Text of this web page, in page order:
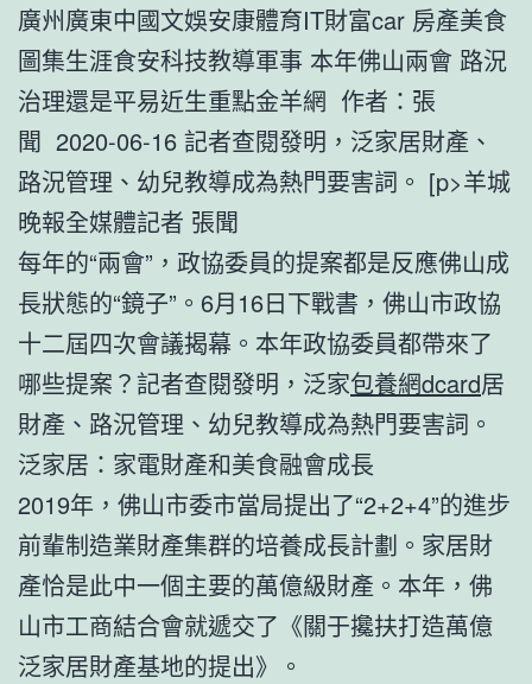
廣州廣東中國文娛安康體育IT財富car 房產美食
圖集生涯食安科技教導軍事 本年佛山兩會 路況
治理還是平易近生重點金羊網 作者：張
聞 2020-06-16 記者查閱發明，泛家居財產、
路況管理、幼兒教導成為熱門要害詞。 [p>羊城
晚報全媒體記者 張聞
每年的“兩會”，政協委員的提案都是反應佛山成
長狀態的“鏡子”。6月16日下戰書，佛山市政協
十二屆四次會議揭幕。本年政協委員都帶來了
哪些提案？記者查閱發明，泛家包養網dcard居
財產、路況管理、幼兒教導成為熱門要害詞。
泛家居：家電財產和美食融會成長
2019年，佛山市委市當局提出了“2+2+4”的進步
前輩制造業財產集群的培養成長計劃。家居財
產恰是此中一個主要的萬億級財產。本年，佛
山市工商結合會就遞交了《關于攙扶打造萬億
泛家居財產基地的提出》。